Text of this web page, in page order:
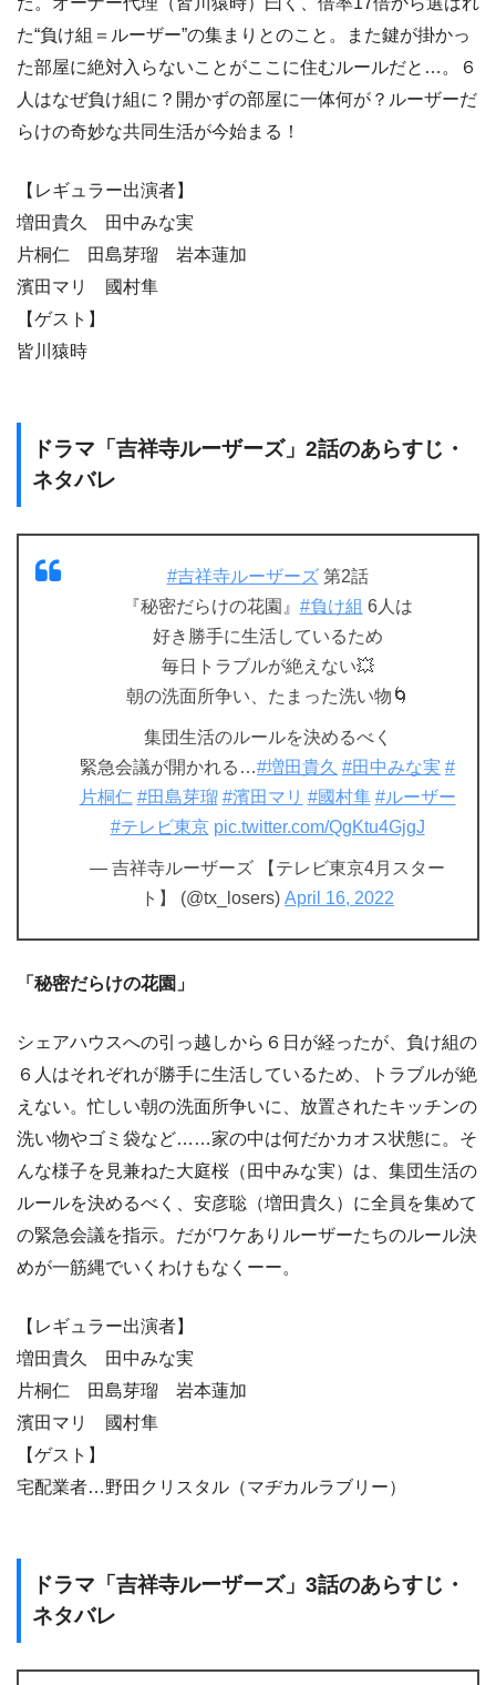
た“負け組＝ルーザー”の集まりとのこと。また鍵が掛かっ
た部屋に絶対入らないことがここに住むルールだと…。６
人はなぜ負け組に？開かずの部屋に一体何が？ルーザーだ
らけの奇妙な共同生活が今始まる！
【レギュラー出演者】
増田貴久 田中みな実
片桐仁 田島芽瑠 岩本蓮加
濱田マリ 國村隼
【ゲスト】
皆川猿時
ドラマ「吉祥寺ルーザーズ」2話のあらすじ・
ネタバレ
#吉祥寺ルーザーズ第2話
『秘密だらけの花園』 #負け組 6人は
好き勝手に生活しているため
毎日トラブルが絶えない💥
朝の洗面所争い、たまった洗い物🌀
集団生活のルールを決めるべく
緊急会議が開かれる…#増田貴久 #田中みな実 #
片桐仁 #田島芽瑠 #濱田マリ #國村隼 #ルーザー
#テレビ東京 pic.twitter.com/QgKtu4GjgJ
— 吉祥寺ルーザーズ 【テレビ東京4月スター
ト】 (@tx_losers) April 16, 2022
「秘密だらけの花園」
シェアハウスへの引っ越しから６日が経ったが、負け組の
６人はそれぞれが勝手に生活しているため、トラブルが絶
えない。忙しい朝の洗面所争いに、放置されたキッチンの
洗い物やゴミ袋など……家の中は何だかカオス状態に。そ
んな様子を見兼ねた大庭桜（田中みな実）は、集団生活の
ルールを決めるべく、安彦聡（増田貴久）に全員を集めて
の緊急会議を指示。だがワケありルーザーたちのルール決
めが一筋縄でいくわけもなくーー。
【レギュラー出演者】
増田貴久 田中みな実
片桐仁 田島芽瑠 岩本蓮加
濱田マリ 國村隼
【ゲスト】
宅配業者…野田クリスタル（マヂカルラブリー）
ドラマ「吉祥寺ルーザーズ」3話のあらすじ・
ネタバレ